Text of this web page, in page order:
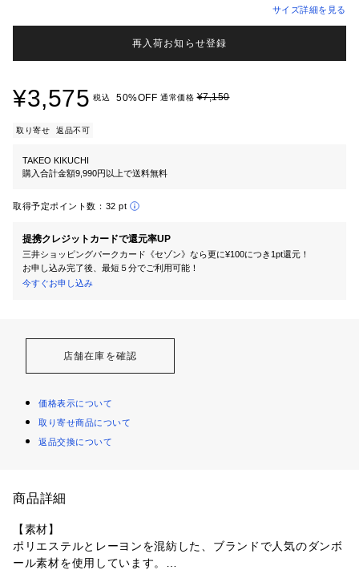
サイズ詳細を見る
再入荷お知らせ登録
¥3,575 税込 50%OFF 通常価格¥7,150
取り寄せ 返品不可
TAKEO KIKUCHI
購入合計金額9,990円以上で送料無料
取得予定ポイント数： 32 pt
提携クレジットカードで還元率UP
三井ショッピングパークカード《セゾン》なら更に¥100につき1pt還元！
お申し込み完了後、最短５分でご利用可能！
今すぐお申し込み
店舗在庫を確認
価格表示について
取り寄せ商品について
返品交換について
商品詳細
【素材】
ポリエステルとレーヨンを混紡した、ブランドで人気のダンボ
ール素材を使用しています。